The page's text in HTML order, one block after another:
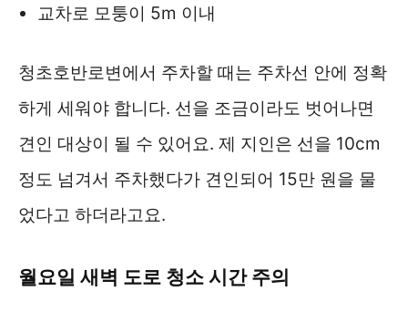
교차로 모퉁이 5m 이내
청초호반로변에서 주차할 때는 주차선 안에 정확
하게 세워야 합니다. 선을 조금이라도 벗어나면
견인 대상이 될 수 있어요. 제 지인은 선을 10cm
정도 넘겨서 주차했다가 견인되어 15만 원을 물
었다고 하더라고요.
월요일 새벽 도로 청소 시간 주의